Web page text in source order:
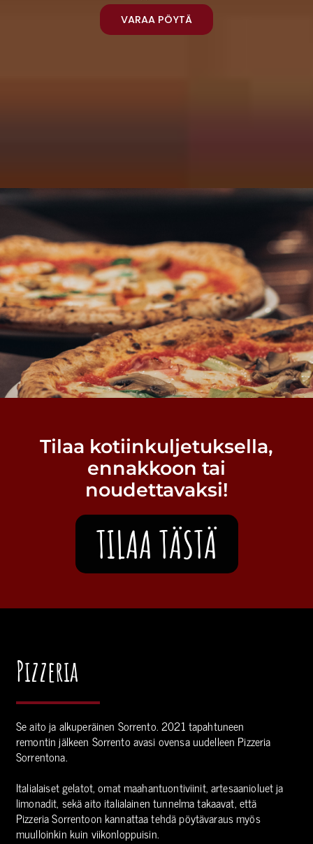
VARAA PÖYTÄ
Tilaa kotiinkuljetuksella,
ennakkoon tai
noudettavaksi!
TILAA TÄSTÄ
Pizzeria
Se aito ja alkuperäinen Sorrento. 2021 tapahtuneen
remontin jälkeen Sorrento avasi ovensa uudelleen Pizzeria
Sorrentona.
Italialaiset gelatot, omat maahantuontiviinit, artesaanioluet ja
limonadit, sekä aito italialainen tunnelma takaavat, että
Pizzeria Sorrentoon kannattaa tehdä pöytävaraus myös
muulloinkin kuin viikonloppuisin.